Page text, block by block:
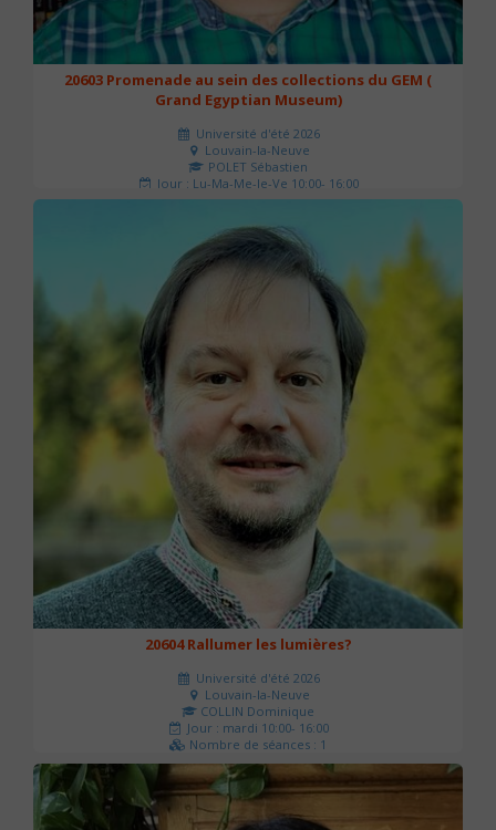
20603 Promenade au sein des collections du GEM (
Grand Egyptian Museum)
Université d'été 2026
Louvain-la-Neuve
POLET Sébastien
Jour : Lu-Ma-Me-Je-Ve 10:00- 16:00
Nombre de séances : 2
20604 Rallumer les lumières?
Université d'été 2026
Louvain-la-Neuve
COLLIN Dominique
Jour : mardi 10:00- 16:00
Nombre de séances : 1
60 €